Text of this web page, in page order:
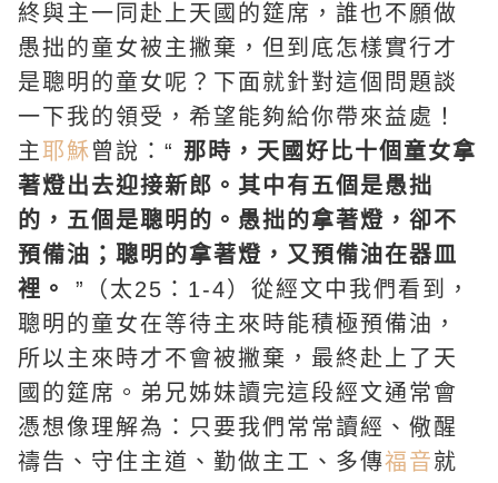
終與主一同赴上 天國 的筵席，誰也不願做
愚拙的童女被主撇棄，但到底怎樣實行才
是聰明的童女呢？下面就針對這個問題談
一下我的領受，希望能夠給你帶來益處！
主耶穌曾說：“ 那時，天國好比十個童女拿
著燈出去迎接新郎。其中有五個是愚拙
的，五個是聰明的。愚拙的拿著燈，卻不
預備油；聰明的拿著燈，又預備油在器皿
裡。
”（太25：1-4）從經文中我們看到，
聰明的童女在等待主來時能積極預備油，
所以主來時才不會被撇棄，最終赴上了天
國的筵席。弟兄姊妹讀完這段經文通常會
憑想像理解為：只要我們常常讀經、儆醒
禱告、守住主道、勤做主工、多傳福音就